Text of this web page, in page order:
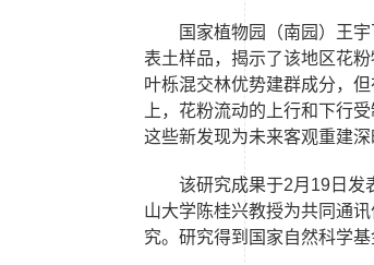
国家植物园（南园）王
表土样品，揭示了该地区花
叶栎混交林优势建群成分，
上，花粉流动的上行和下行
这些新发现为未来客观重建
该研究成果于2月 19 日发
山大学陈桂兴教授为共同通讯
究。研究得到国家自然科学基